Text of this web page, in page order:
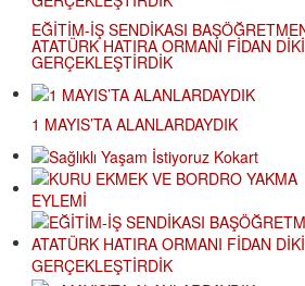
EĞİTİM-İŞ SENDİKASI
ATATÜRK HATIRA ORMANI FİDAN
GERÇEKLEŞTİRDİK
1 MAYIS’TA ALANLARDAYDIK